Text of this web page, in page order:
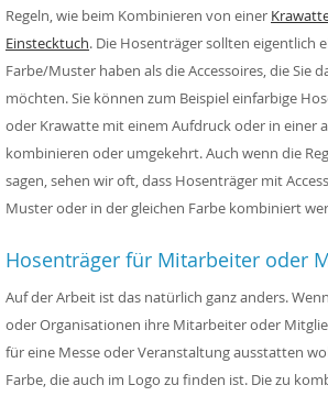
Regeln, wie beim Kombinieren von einer
Einstecktuch. Die Hosenträger sollten eigentlich
Farbe/Muster haben als die Accessoires, die Sie
möchten. Sie können zum Beispiel einfarbige
oder Krawatte mit einem Aufdruck oder in einer
kombinieren oder umgekehrt. Auch wenn die
sagen, sehen wir oft, dass Hosenträger mit
Muster oder in der gleichen Farbe kombiniert
Hosenträger für Mitarbeiter oder
Auf der Arbeit ist das natürlich ganz anders.
oder Organisationen ihre Mitarbeiter oder
für eine Messe oder Veranstaltung ausstatten
Farbe, die auch im Logo zu finden ist. Die zu